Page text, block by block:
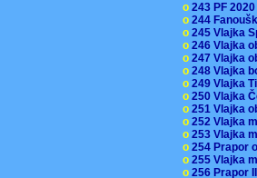
o 243 PF 2020
o 244
o 245 Vlajka
o 246 Vlajka
o 247 Vlajka
o 248 Vlajka
o 249 Vlajka
o 250 Vlajka
o 251 Vlajka
o 252 Vlajka
o 253 Vlajka
o 254 Prapor
o 255 Vlajka
o 256 Prapor